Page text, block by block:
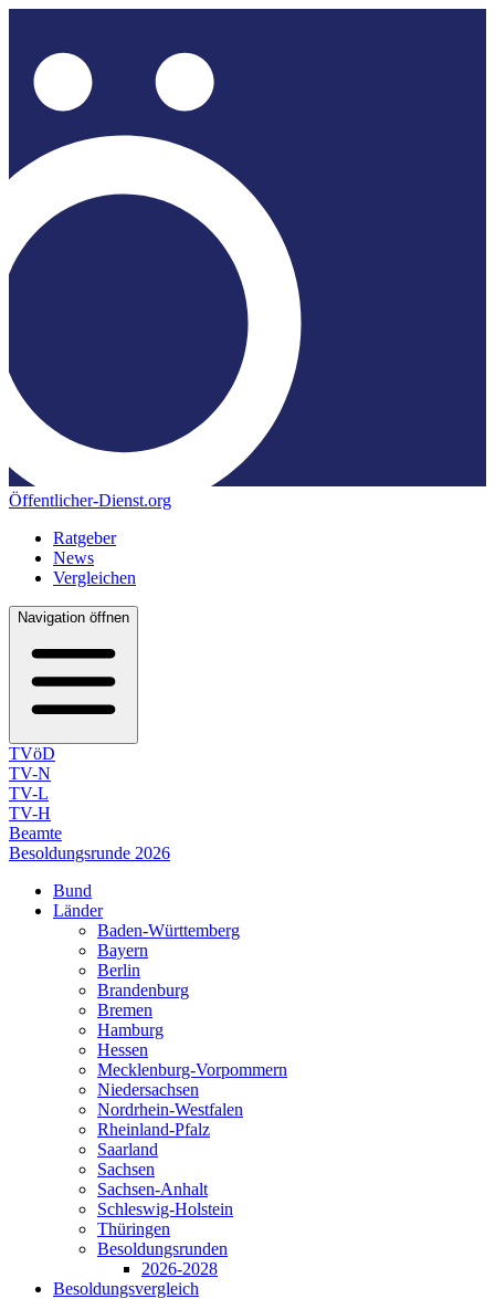
Öffentlicher-Dienst.org
Ratgeber
News
Vergleichen
Navigation öffnen
TVöD
TV-N
TV-L
TV-H
Beamte
Besoldungsrunde 2026
Bund
Länder
Baden-Württemberg
Bayern
Berlin
Brandenburg
Bremen
Hamburg
Hessen
Mecklenburg-Vorpommern
Niedersachsen
Nordrhein-Westfalen
Rheinland-Pfalz
Saarland
Sachsen
Sachsen-Anhalt
Schleswig-Holstein
Thüringen
Besoldungsrunden
2026-2028
Besoldungsvergleich